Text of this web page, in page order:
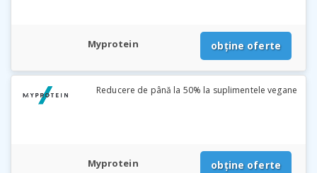
Myprotein obține oferte
Reducere de până la 50% la suplimentele vegane
Myprotein obține oferte